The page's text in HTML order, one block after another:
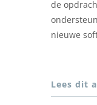
de
nieuwe
Lees dit